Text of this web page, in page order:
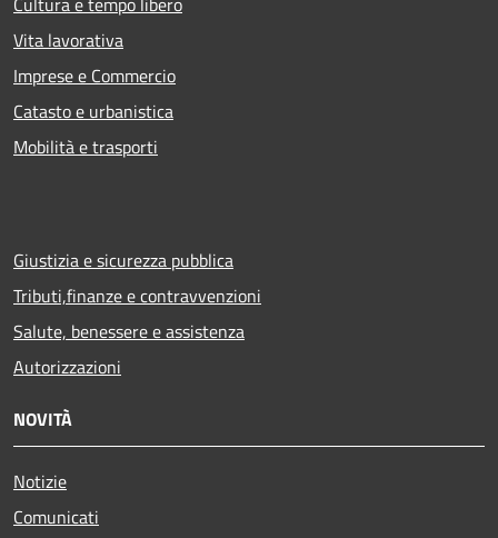
Vita lavorativa
Imprese e Commercio
Catasto e urbanistica
Mobilità e trasporti
Giustizia e sicurezza pubblica
Tributi,finanze e contravvenzioni
Salute, benessere e assistenza
Autorizzazioni
NOVITÀ
Notizie
Comunicati